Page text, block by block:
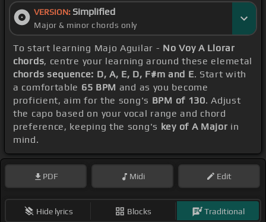
VERSION: Simplified
Major & minor chords only
To start learning Majo Aguilar - No Voy A Llorar
chords, centre your learning around these elemetal
chords sequence: D, A, E, D, F#m and E. Start with
a comfortable 65 BPM and as you become
proficient, aim for the song's BPM of 130. Adjust
the capo based on your vocal range and chord
preference, keeping the song's key of A Major in
mind.
PDF Midi Edit
Hide lyrics Blocks Traditional